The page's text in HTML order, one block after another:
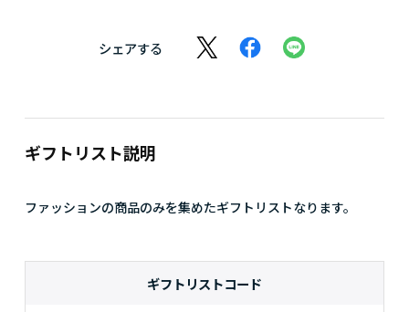
シェアする
ギフトリスト説明
ファッションの商品のみを集めたギフトリストなります。
ギフトリストコード